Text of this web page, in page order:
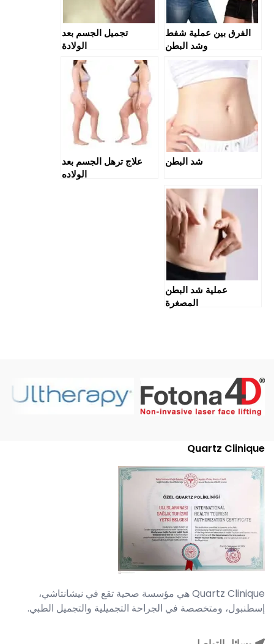
الفرق بين عملية شفط
وشد البطن
تجميل الجسم بعد
الولادة
شد البطن
علاج ترهل الجسم بعد
الولاده
عملية شد البطن
المصغرة
Quartz Clinique
Quartz Clinique هي مؤسسة صحية تقع في نيشانتاشي،
إسطنبول، ومتخصصة في الجراحة التجميلية والتجميل الطبي.